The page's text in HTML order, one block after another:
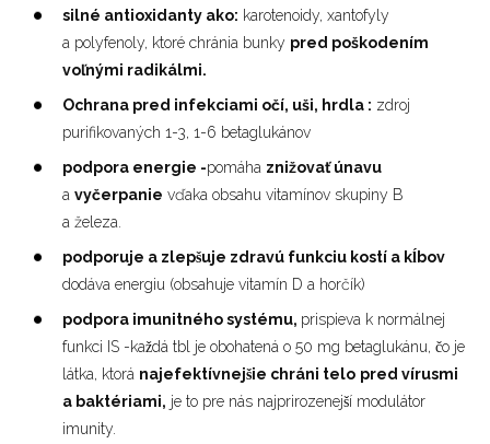
silné antioxidanty ako: karotenoidy, xantofyly
a polyfenoly, ktoré chránia bunky pred poškodením
voľnými radikálmi.
Ochrana pred infekciami očí, uši, hrdla : zdroj
purifikovaných 1-3, 1-6 betaglukánov
podpora energie -pomáha znižovať únavu
avyčerpanie vďaka obsahu vitamínov skupiny B
a železa.
podporuje a zlepšuje zdravú funkciu kostí a kĺbov
dodáva energiu (obsahuje vitamín D a horčík)
podpora imunitného systému, prispieva k normálnej
funkci IS -každá tbl je obohatená o 50 mg betaglukánu, čo je
látka, ktorá najefektívnejšie chráni telo pred vírusmi
a baktériami, je to pre nás najprirozenejší modulátor
imunity.